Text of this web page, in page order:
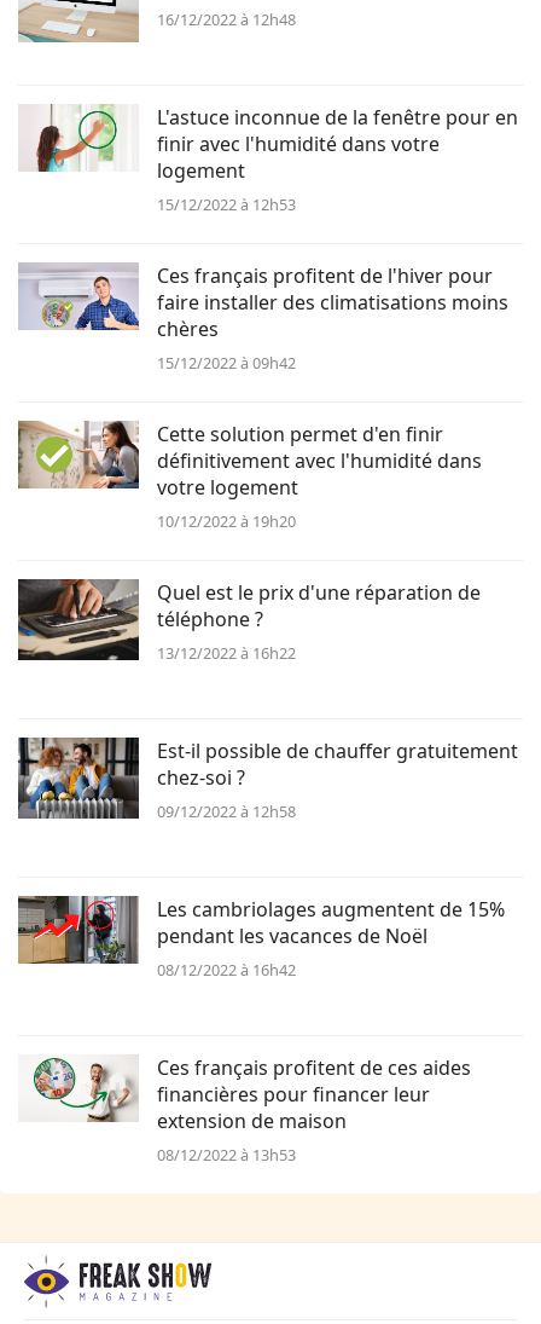
16/12/2022 à 12h48
L'astuce inconnue de la fenêtre pour en
finir avec l'humidité dans votre
logement
15/12/2022 à 12h53
Ces français profitent de l'hiver pour
faire installer des climatisations moins
chères
15/12/2022 à 09h42
Cette solution permet d'en finir
définitivement avec l'humidité dans
votre logement
10/12/2022 à 19h20
Quel est le prix d'une réparation de
téléphone ?
13/12/2022 à 16h22
Est-il possible de chauffer gratuitement
chez-soi ?
09/12/2022 à 12h58
Les cambriolages augmentent de 15%
pendant les vacances de Noël
08/12/2022 à 16h42
Ces français profitent de ces aides
financières pour financer leur
extension de maison
08/12/2022 à 13h53